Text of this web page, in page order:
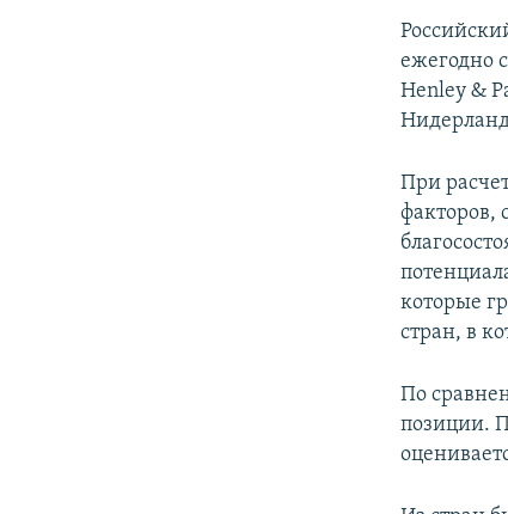
ежегодно
Henley &
При
факторов,
которые
стран, в
По
позиции.